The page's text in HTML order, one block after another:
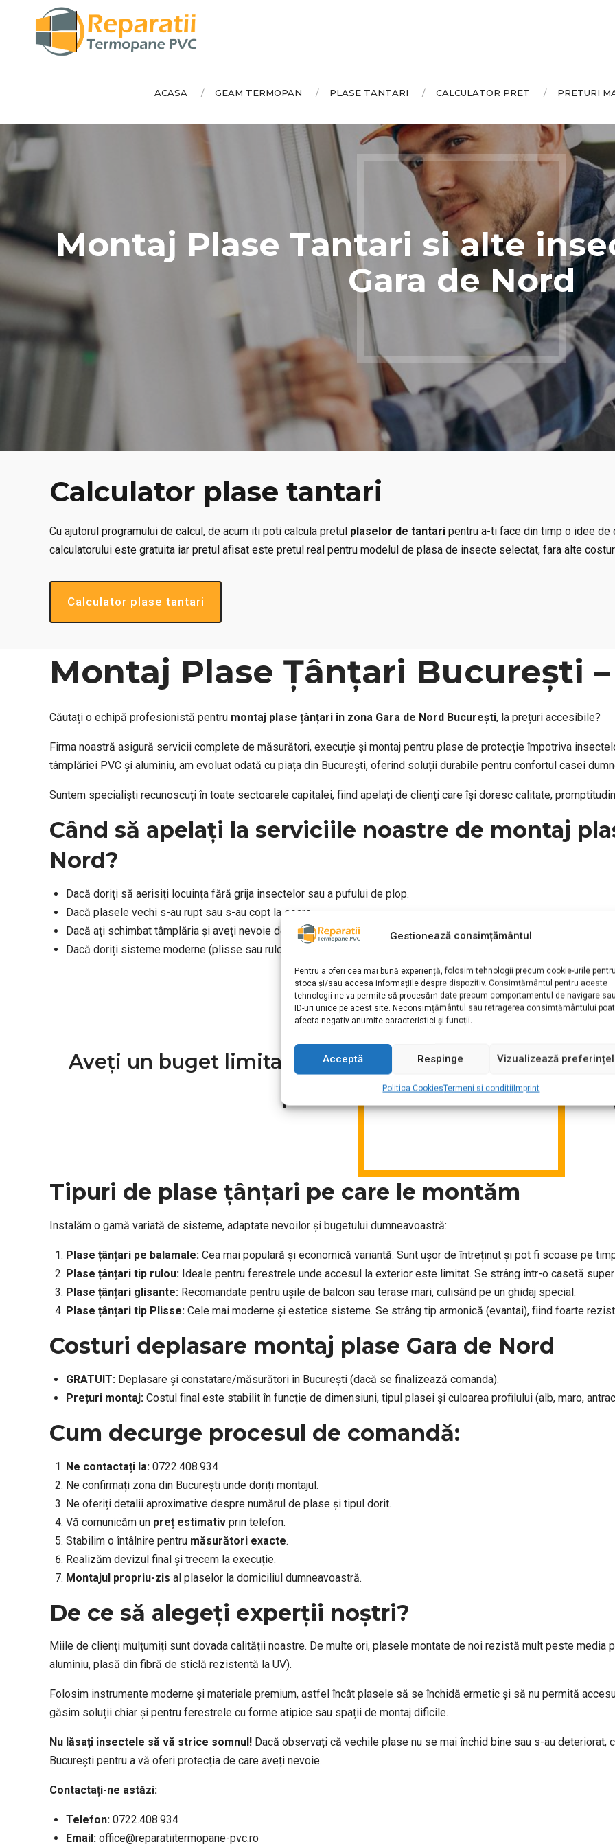
Gestionează consimțământul
Pentru a oferi cea mai bună experiență, folosim tehnologii precum cookie-urile
stoca și/sau accesa informațiile despre dispozitiv. Consimțământul pentru aceste
tehnologii ne va permite să procesăm date precum comportamentul de navigare sau
ID-uri unice pe acest site. Neconsimțământul sau retragerea consimțământului
afecta negativ anumite caracteristici și funcții.
Acceptă Respinge Vizualizează
Politica CookiesTermeni si conditiiImprint
ACASA GEAM TERMOPAN PLASE TANTARI CALCULATOR PRET PRETURI
Montaj Plase Tantari si alte
Gara de Nord
Calculator plase tantari
Cu ajutorul programului de calcul, de acum iti poti calcula pretul plaselor de tantari pentru a-ti face din timp o idee
calculatorului este gratuita iar pretul afisat este pretul real pentru modelul de plasa de insecte selectat, fara alte
Calculator plase tantari
Montaj Plase Țânțari București
Căutați o echipă profesionistă pentru montaj plase țânțari în zona Gara de Nord București, la prețuri accesibile?
Firma noastră asigură servicii complete de măsurători, execuție și montaj pentru plase de protecție împotriva
tâmplăriei PVC și aluminiu, am evoluat odată cu piața din București, oferind soluții durabile pentru confortul casei
Suntem specialiști recunoscuți în toate sectoarele capitalei, fiind apelați de clienți care își doresc calitate,
Când să apelați la serviciile noastre de montaj
Nord?
Dacă doriți să aerisiți locuința fără grija insectelor sau a pufului de plop.
Dacă plasele vechi s-au rupt sau s-au copt la soare.
Dacă ați schimbat tâmplăria și aveți nevoie de sisteme noi de protecție.
Dacă doriți sisteme moderne (plisse sau rulou) pentru spații înguste.
Aveți un buget limitat? Puteți apela cu încredere la
printre cele mai mici din
Tipuri de plase țânțari pe care le montăm
Instalăm o gamă variată de sisteme, adaptate nevoilor și bugetului dumneavoastră:
Plase țânțari pe balamale: Cea mai populară și economică variantă. Sunt ușor de întreținut și pot fi scoase pe
Plase țânțari tip rulou: Ideale pentru ferestrele unde accesul la exterior este limitat. Se strâng într-o casetă
Plase țânțari glisante: Recomandate pentru ușile de balcon sau terase mari, culisând pe un ghidaj special.
Plase țânțari tip Plisse: Cele mai moderne și estetice sisteme. Se strâng tip armonică (evantai), fiind foarte
Costuri deplasare montaj plase Gara de Nord
GRATUIT: Deplasare și constatare/măsurători în București (dacă se finalizează comanda).
Prețuri montaj: Costul final este stabilit în funcție de dimensiuni, tipul plasei și culoarea profilului (alb, maro,
Cum decurge procesul de comandă:
Ne contactați la: 0722.408.934
Ne confirmați zona din București unde doriți montajul.
Ne oferiți detalii aproximative despre numărul de plase și tipul dorit.
Vă comunicăm un preț estimativ prin telefon.
Stabilim o întâlnire pentru măsurători exacte.
Realizăm devizul final și trecem la execuție.
Montajul propriu-zis al plaselor la domiciliul dumneavoastră.
De ce să alegeți experții noștri?
Miile de clienți mulțumiți sunt dovada calității noastre. De multe ori, plasele montate de noi rezistă mult peste
aluminiu, plasă din fibră de sticlă rezistentă la UV).
Folosim instrumente moderne și materiale premium, astfel încât plasele să se închidă ermetic și să nu permită
găsim soluții chiar și pentru ferestrele cu forme atipice sau spații de montaj dificile.
Nu lăsați insectele să vă strice somnul! Dacă observați că vechile plase nu se mai închid bine sau s-au
București pentru a vă oferi protecția de care aveți nevoie.
Contactați-ne astăzi:
Telefon: 0722.408.934
Email: office@reparatiitermopane-pvc.ro